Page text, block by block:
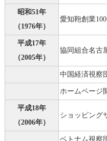
昭和51年
（1976年）
愛知鞄創業
平成17年
（2005年）
協同組合名古
中国経済視察
ホームページ
平成18年
（2006年）
ショッピング
ベトナム視察